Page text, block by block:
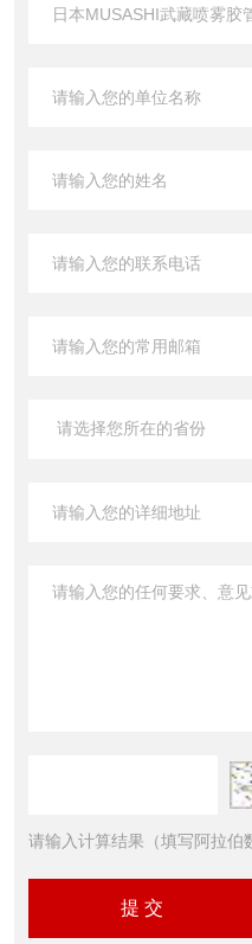
请输入计算结果（填写阿拉伯